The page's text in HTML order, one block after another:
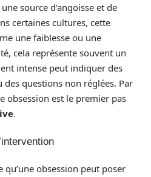
source d’angoisse et de
certaines cultures, cette
une faiblesse ou une
cela représente souvent un
intense peut indiquer des
questions non réglées. Par
obsession est le premier pas
.
obsession peut poser